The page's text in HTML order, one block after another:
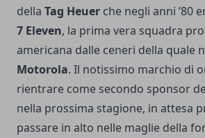
della Tag Heuer che negli anni ’80
7 Eleven, la prima vera squadra
americana dalle ceneri della quale
Motorola. Il notissimo marchio di
rientrare come secondo sponsor
nella prossima stagione, in attesa
passare in alto nelle maglie della